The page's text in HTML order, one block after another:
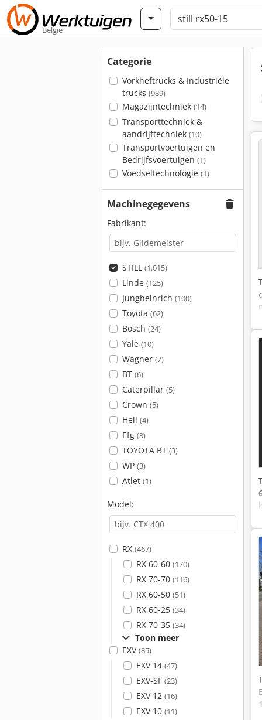
België
Categorie
Vorkheftrucks & Industriële
trucks (989)
Magazijntechniek (14)
Transporttechniek &
aandrijftechniek (10)
Transportvoertuigen en
Bedrijfsvoertuigen (1)
Voedseltechnologie (1)
Machinegegevens
Fabrikant:
STILL (1.015)
Linde (125)
Jungheinrich (100)
Toyota (62)
Bosch (24)
Yale (10)
Wagner (7)
BT (6)
Caterpillar (5)
Crown (5)
Heli (4)
Efg (3)
TOYOTA BT (3)
WP (3)
Atlet (1)
Model:
RX (467)
RX 60-60 (170)
RX 70-70 (116)
RX 60-50 (51)
RX 60-25 (34)
RX 70-35 (34)
Toon meer
EXV(85)
EXV 14 (47)
EXV-SF (23)
EXV 12 (16)
EXV 10 (11)